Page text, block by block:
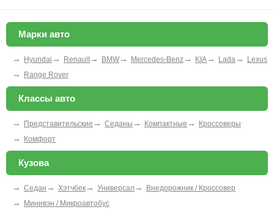
Марки авто
→ Hyundai → Renault → BMW → Mercedes-Benz → KIA → Lada → Lexus
→ Range Rover
Классы авто
→ Представительские → Седаны → Компактные → Кроссоверы
→ Комфорт
Кузова
→ Седан → Хэтчбек → Универсал → Внедорожник / Кроссовер
→ Минивэн / Микроавтобус